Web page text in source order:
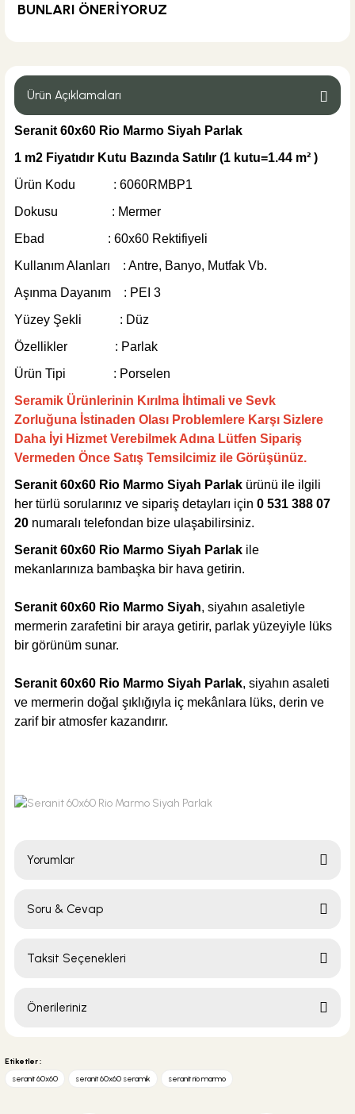
BUNLARI ÖNERİYORUZ
445,00 TL
Sepete Ekle
Weber Kol Flex Porselen Beyaz Yapıştırıcı 25 kg
495,00 TL
Sepete Ekle
KARGO BEDAVA
Tesay Profil
Tesay Profil Fayans Tesviye Klipsi 2 mm
295,00 TL
Sepete Ekle
KARGO BEDAVA
Tesay Profil
Sepete Ekle
Tesay Profil Fayans Tesviye Takozu
295,00 TL
Sepete Ekle
Ürün Açıklamaları
Seranit 60x60 Rio Marmo Siyah Parlak
1 m2 Fiyatıdır Kutu Bazında Satılır (1 kutu=1.44 m² )
Ürün Kodu : 6060RMBP1
Dokusu : Mermer
Ebad : 60x60 Rektifiyeli
Kullanım Alanları : Antre, Banyo, Mutfak Vb.
Aşınma Dayanım : PEI 3
Yüzey Şekli : Düz
Özellikler : Parlak
Ürün Tipi : Porselen
Seramik Ürünlerinin Kırılma İhtimali ve Sevk
Zorluğuna İstinaden Olası Problemlere Karşı Sizlere
Daha İyi Hizmet Verebilmek Adına Lütfen Sipariş
Vermeden Önce Satış Temsilcimiz ile Görüşünüz.
Seranit 60x60 Rio Marmo Siyah Parlak ürünü ile ilgili
her türlü sorularınız ve sipariş detayları için 0 531 388 07
20 numaralı telefondan bize ulaşabilirsiniz.
Seranit 60x60 Rio Marmo Siyah Parlak ile
mekanlarınıza bambaşka bir hava getirin.
Seranit 60x60 Rio Marmo Siyah, siyahın asaletiyle
mermerin zarafetini bir araya getirir, parlak yüzeyiyle lüks
bir görünüm sunar.
Seranit 60x60 Rio Marmo Siyah Parlak, siyahın asaleti
ve mermerin doğal şıklığıyla iç mekânlara lüks, derin ve
zarif bir atmosfer kazandırır.
Yorumlar
Soru & Cevap
Taksit Seçenekleri
Önerileriniz
yetersiz gördüğünüz noktaları öneri formunu kullanarak tarafımıza
Etiketler :
seranit 60x60
seranit 60x60 seramik seranit rio marmo